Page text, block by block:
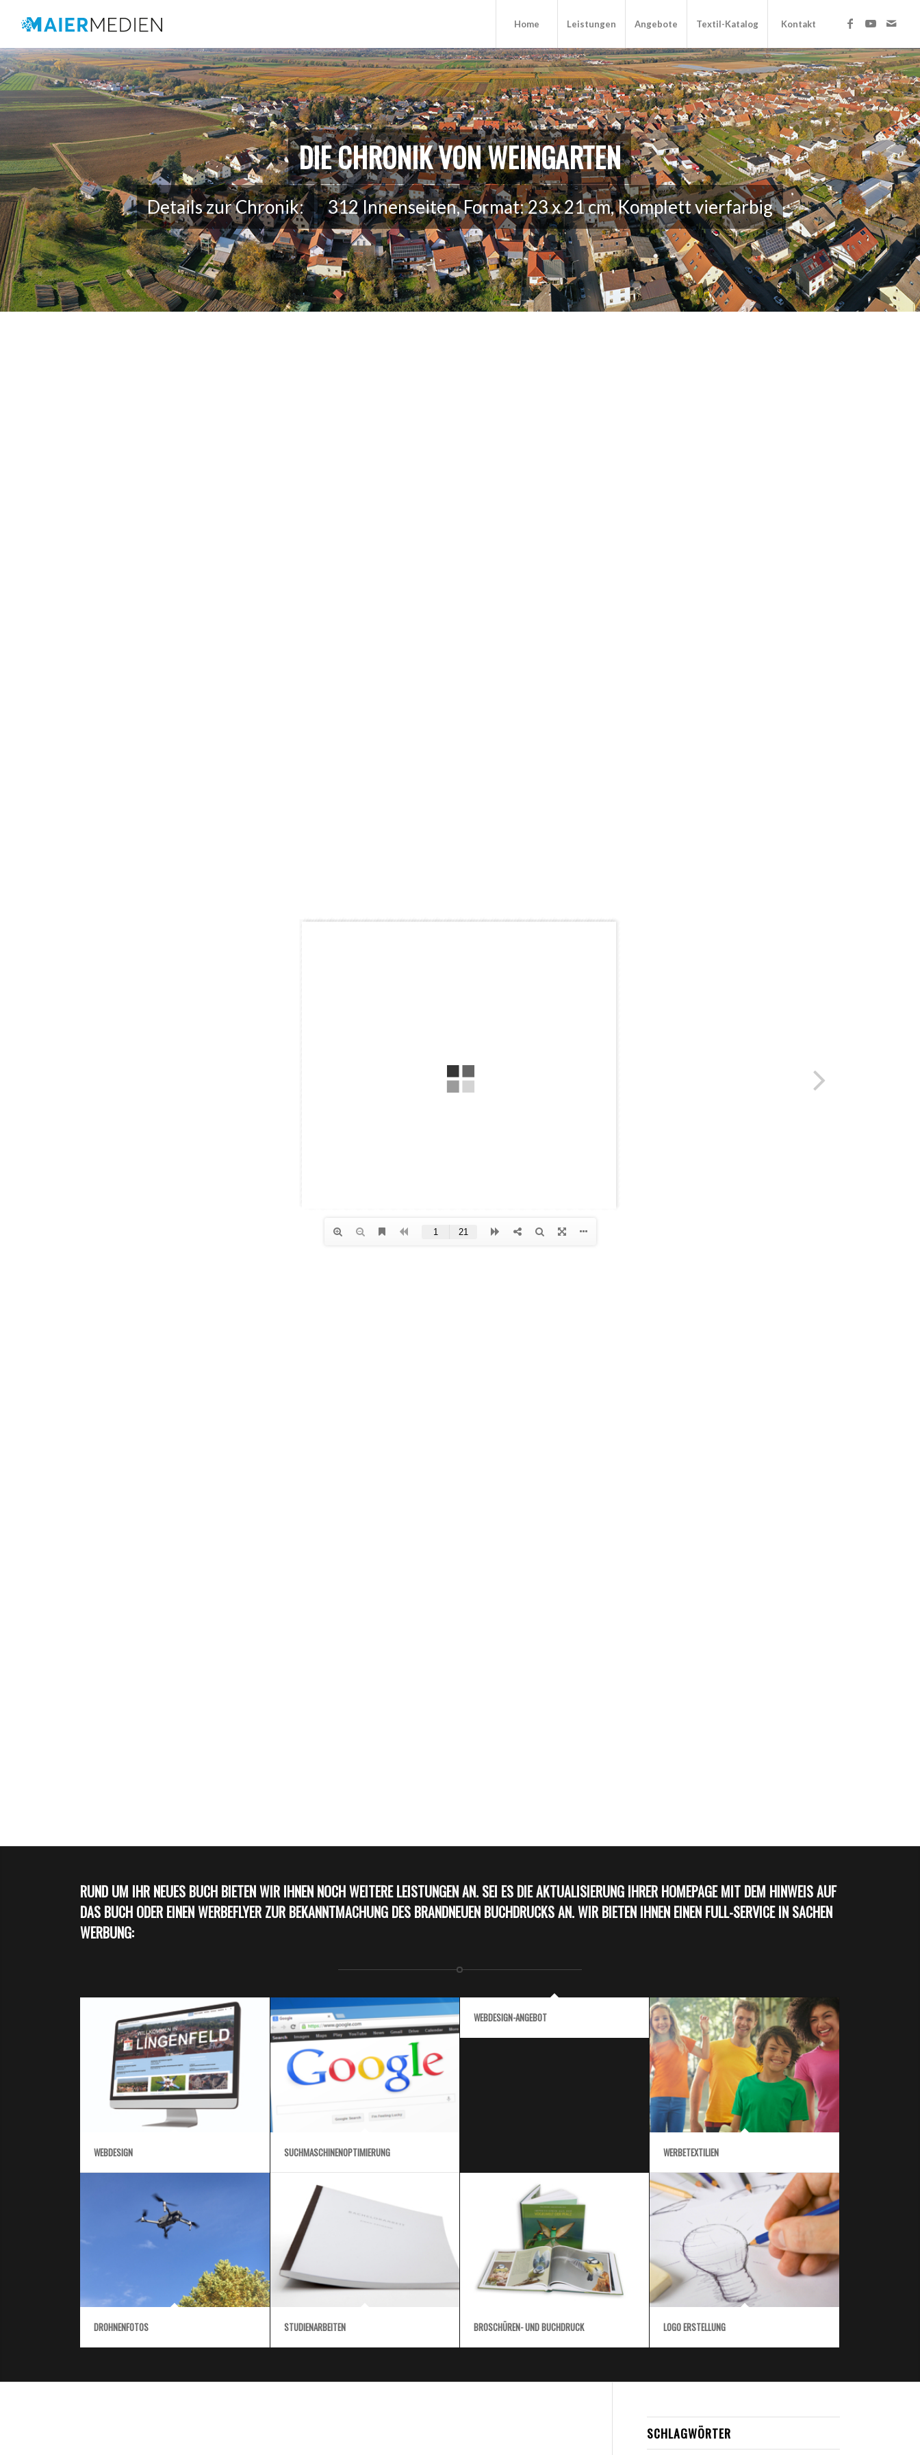
Home Leistungen Angebote Textil-Katalog Kontakt
DIE CHRONIK VON WEINGARTEN
Details zur Chronik: 312 Innenseiten, Format: 23 x 21 cm, Komplett vierfarbig
RUND UM IHR NEUES BUCH BIETEN WIR IHNEN NOCH WEITERE LEISTUNGEN AN. SEI ES DIE AKTUALISIERUNG IHRER HOMEPAGE MIT DEM HINWEIS AUF
DAS BUCH ODER EINEN WERBEFLYER ZUR BEKANNTMACHUNG DES BRANDNEUEN BUCHDRUCKS AN. WIR BIETEN IHNEN EINEN FULL-SERVICE IN SACHEN
WERBUNG:
WEBDESIGN SUCHMASCHINENOPTIMIERUNG
WEBDESIGN-ANGEBOT
WERBETEXTILIEN
DROHNENFOTOS STUDIENARBEITEN BROSCHÜREN- UND BUCHDRUCK LOGO ERSTELLUNG
SCHLAGWÖRTER